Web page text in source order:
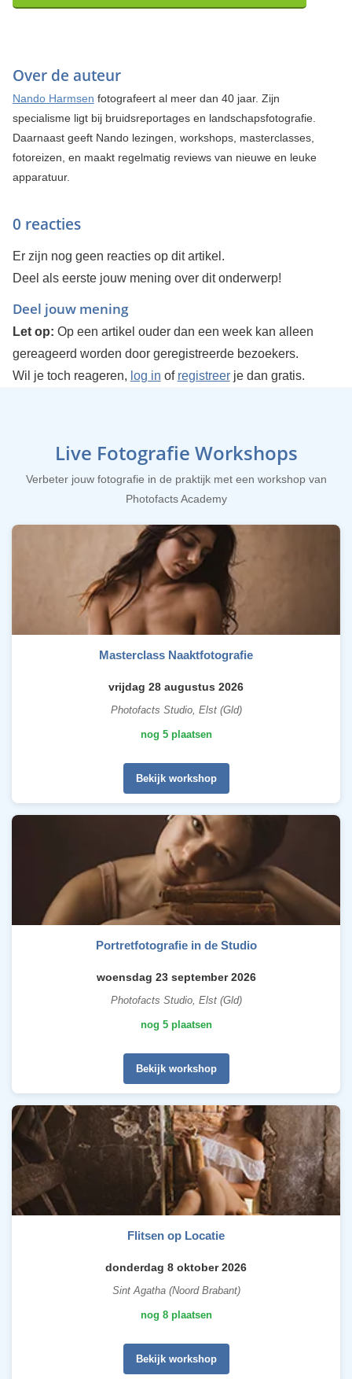
Over de auteur
Nando Harmsen fotografeert al meer dan 40 jaar. Zijn
specialisme ligt bij bruidsreportages en landschapsfotografie.
Daarnaast geeft Nando lezingen, workshops, masterclasses,
fotoreizen, en maakt regelmatig reviews van nieuwe en leuke
apparatuur.
0 reacties
Er zijn nog geen reacties op dit artikel.
Deel als eerste jouw mening over dit onderwerp!
Deel jouw mening
Let op: Op een artikel ouder dan een week kan alleen
gereageerd worden door geregistreerde bezoekers.
Wil je toch reageren, log in of registreerje dan gratis.
Live Fotografie Workshops
Verbeter jouw fotografie in de praktijk met een workshop van
Photofacts Academy
Masterclass Naaktfotografie
vrijdag 28 augustus 2026
Photofacts Studio, Elst (Gld)
nog 5 plaatsen
Bekijk workshop
Portretfotografie in de Studio
woensdag 23 september 2026
Photofacts Studio, Elst (Gld)
nog 5 plaatsen
Bekijk workshop
Flitsen op Locatie
donderdag 8 oktober 2026
Sint Agatha (Noord Brabant)
nog 8 plaatsen
Bekijk workshop